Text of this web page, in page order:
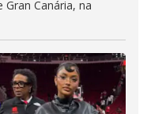
Canária, na